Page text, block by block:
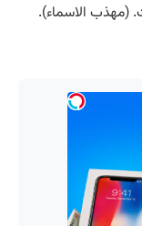
(مهذب الاسماء).